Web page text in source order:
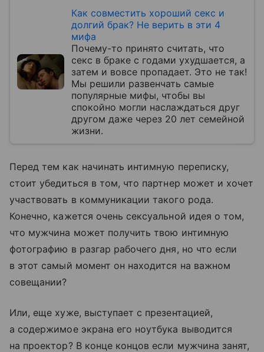
Как совместить хороший секс и
долгий брак? Не верить в эти 4
мифа
Почему-то принято считать, что
секс в браке с годами ухудшается, а
затем и вовсе пропадает. Это не так!
Мы решили развенчать самые
популярные мифы, чтобы вы
спокойно могли наслаждаться друг
другом даже через 20 лет семейной
жизни.
Перед тем как начинать интимную переписку,
стоит убедиться в том, что партнер может и хочет
участвовать в коммуникации такого рода.
Конечно, кажется очень сексуальной идея о том,
что мужчина может получить твою интимную
фотографию в разгар рабочего дня, но что если
в этот самый момент он находится на важном
совещании?
Или, еще хуже, выступает с презентацией,
а содержимое экрана его ноутбука выводится
на проектор? В конце концов если мужчина занят,